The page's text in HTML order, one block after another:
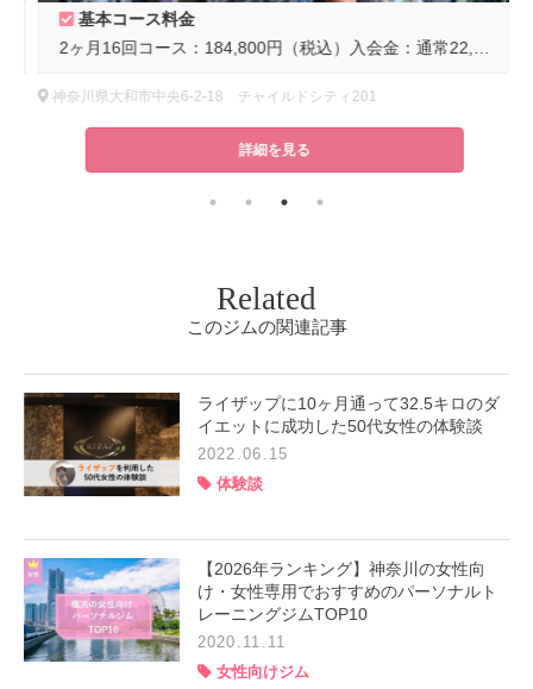
基本コース料金
2ヶ月16回コース：184,800円（税込）入会金：通常22,000円（税込）
神奈川県大和市中央6-2-18 チャイルドシティ201
詳細を見る
Related
このジムの関連記事
ライザップに10ヶ月通って32.5キロのダ
イエットに成功した50代女性の体験談
2022.06.15
体験談
【2026年ランキング】神奈川の女性向
け・女性専用でおすすめのパーソナルト
レーニングジムTOP10
2020.11.11
女性向けジム